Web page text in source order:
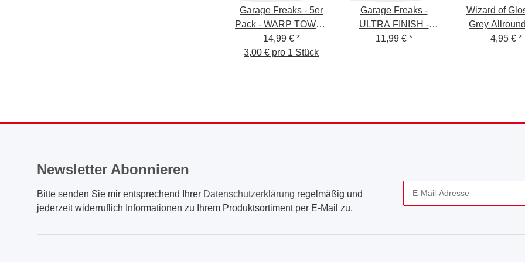
Garage Freaks - 5er
Pack - WARP TOWEL
- 5 Farben, 320 GSM
14,99 € *
3,00 € pro 1 Stück
Garage Freaks -
ULTRA FINISH -
Poliertuch - 40x40cm,
11,99 € *
Wizard of
Grey
600GSM,
4,95 € *
Newsletter Abonnieren
Bitte senden Sie mir entsprechend Ihrer Datenschutzerklärung regelmäßig und
jederzeit widerruflich Informationen zu Ihrem Produktsortiment per E-Mail zu.